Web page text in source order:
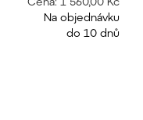
Na objednávku
do 10 dnů